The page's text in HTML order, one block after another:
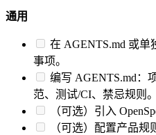
通用
在 AGENTS.md 或单
事项。
编写 AGENTS.md：
范、测试/CI、禁忌规则。
（可选）引入
（可选）配置产品规